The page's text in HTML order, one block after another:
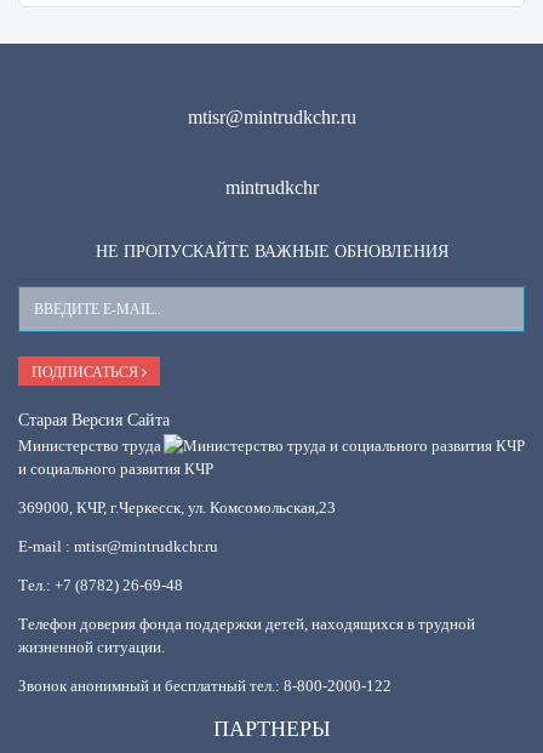
mtisr@mintrudkchr.ru
mintrudkchr
НЕ ПРОПУСКАЙТЕ ВАЖНЫЕ ОБНОВЛЕНИЯ
Ваш
E-
Mail
ПОДПИСАТЬСЯ
Старая Версия Сайта
Министерство труда
и социального развития КЧР
369000, КЧР, г.Черкесск, ул. Комсомольская,23
E-mail : mtisr@mintrudkchr.ru
Тел.: +7 (8782) 26-69-48
Телефон доверия фонда поддержки детей, находящихся в трудной
жизненной ситуации.
Звонок анонимный и бесплатный тел.: 8-800-2000-122
ПАРТНЕРЫ